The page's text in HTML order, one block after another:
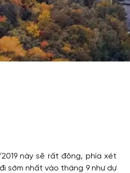
này sẽ rất đông, phía xét
sớm nhất vào tháng 9 như dự